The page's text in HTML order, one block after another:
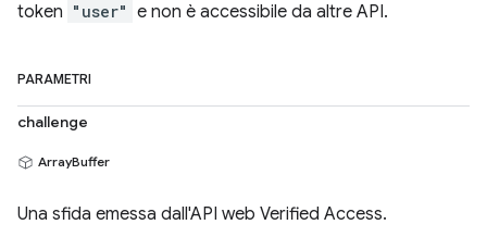
token "user" e non è accessibile da altre API.
PARAMETRI
challenge
ArrayBuffer
Una sfida emessa dall'API web Verified Access.